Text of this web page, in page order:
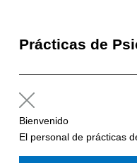
Prácticas de
Bienvenido
El personal de prácticas